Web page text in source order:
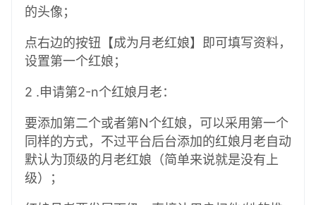
的头像；
点右边的按钮【成为月老红娘】即可填写资料，
设置第一个红娘；
2 .申请第2-n个红娘月老：
要添加第二个或者第N个红娘，可以采用第一个
同样的方式，不过平台后台添加的红娘月老自动
默认为顶级的月老红娘（简单来说就是没有上
级）；